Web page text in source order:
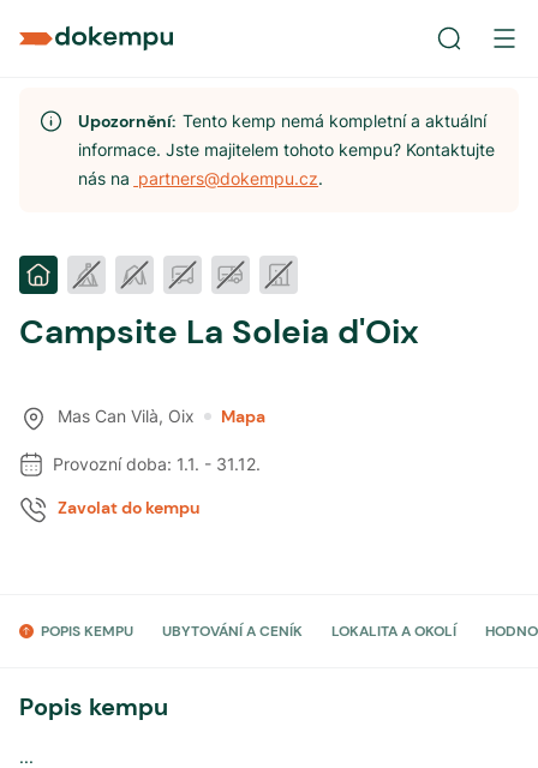
Upozornění:Tento kemp nemá kompletní a aktuální
informace. Jste majitelem tohoto kempu? Kontaktujte
nás na partners@dokempu.cz.
Campsite La Soleia d'Oix
Mas Can Vilà, Oix Mapa
Provozní doba: 1.1. - 31.12.
Zavolat do kempu
POPIS KEMPU UBYTOVÁNÍ A CENÍK LOKALITA A OKOLÍ
Popis kempu
...